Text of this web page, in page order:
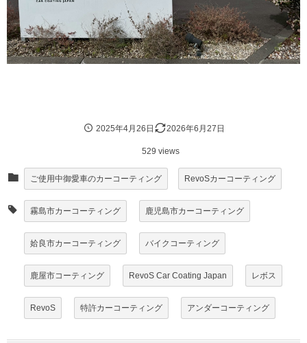
2025年4月26日 2026年6月27日
529 views
ご使用中御愛車のカーコーティング RevoSカーコーティング
霧島市カーコーティング 鹿児島市カーコーティング
姶良市カーコーティング バイクコーティング
鹿屋市コーティング RevoS Car Coating Japan レボス
RevoS 特許カーコーティング アンダーコーティング